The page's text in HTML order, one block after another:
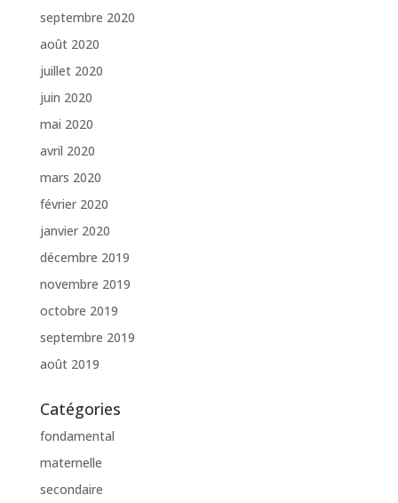
septembre 2020
août 2020
juillet 2020
juin 2020
mai 2020
avril 2020
mars 2020
février 2020
janvier 2020
décembre 2019
novembre 2019
octobre 2019
septembre 2019
août 2019
Catégories
fondamental
maternelle
secondaire